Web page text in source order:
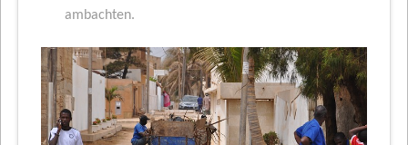
ambachten.